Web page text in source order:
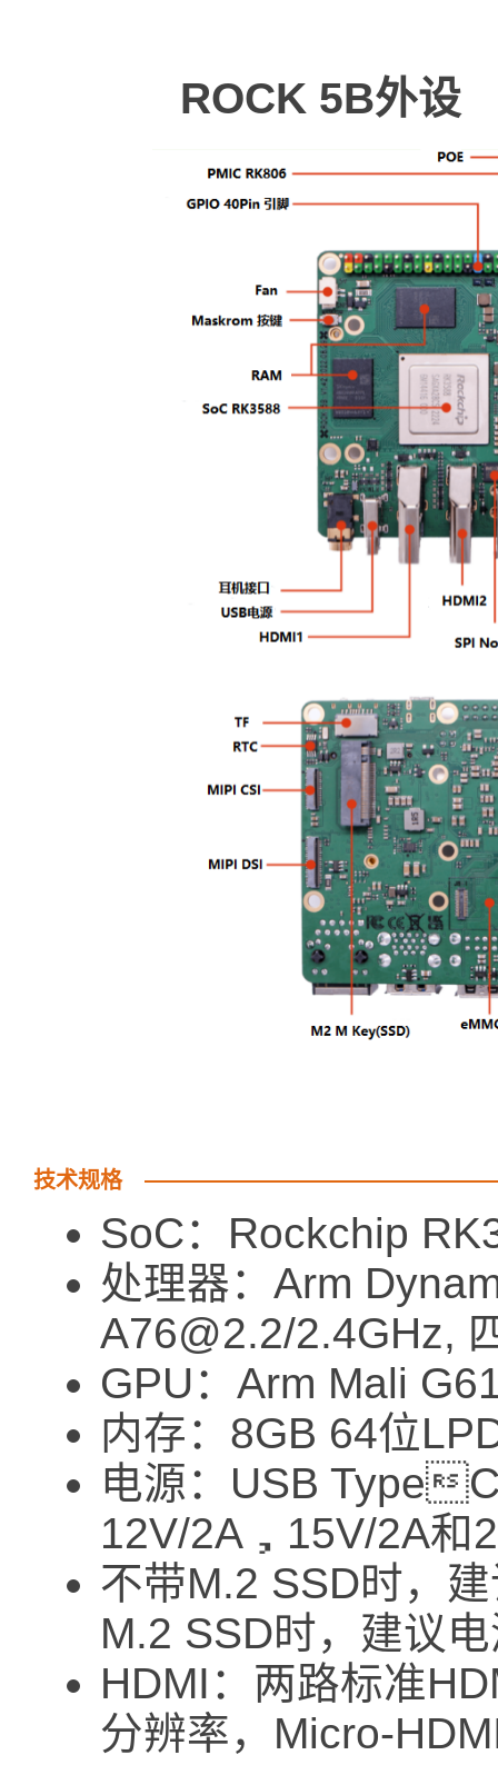
ROCK 5B外设
技术规格
SoC：Rockchip
处理器：Arm
A76@2.2/2.4GHz,
GPU：Arm Mali
内存：8GB 64位
电源：USB Type
12V/2A，15V/2A和
不带M.2 SSD时，
M.2 SSD时，建议
HDMI：两路标准
分辨率，Micro-